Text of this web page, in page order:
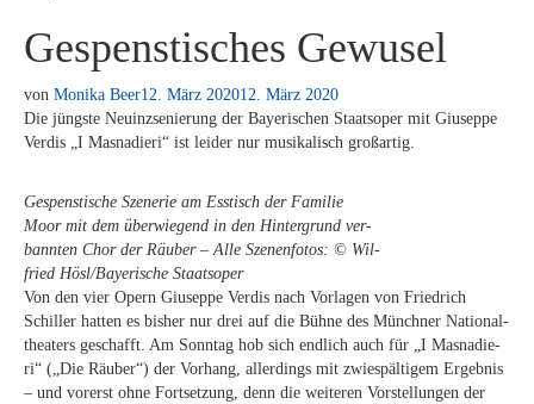
Gespenstisches Gewusel
von Monika Beer12. März 202012. März 2020
Die jüngs­te Neu­in­z­se­nie­rung der Baye­ri­schen Staats­oper mit Giu­sep­pe
Ver­dis „I Mas­na­die­ri“ ist lei­der nur mu­si­ka­lisch großartig.
Ge­spens­ti­sche Sze­ne­rie am Ess­tisch der Fa­mi­lie
Moor mit dem über­wie­gend in den Hin­ter­grund ver­
bann­ten Chor der Räu­ber – Alle Sze­nen­fo­tos: © Wil­
fried Hösl/​Bayerische Staatsoper
Von den vier Opern Giu­sep­pe Ver­dis nach Vor­la­gen von Fried­rich
Schil­ler hat­ten es bis­her nur drei auf die Büh­ne des Münch­ner Na­tio­nal­
thea­ters ge­schafft. Am Sonn­tag hob sich end­lich auch für „I Mas­na­die­
ri“ („Die Räu­ber“) der Vor­hang, al­ler­dings mit zwie­späl­ti­gem Er­geb­nis
– und vor­erst ohne Fort­set­zung, denn die wei­te­ren Vor­stel­lun­gen der